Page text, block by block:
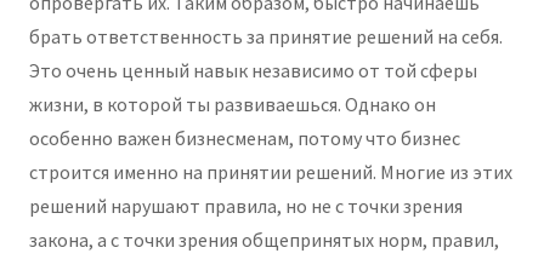
брать ответственность за принятие решений на себя.
Это очень ценный навык независимо от той сферы
жизни, в которой ты развиваешься. Однако он
особенно важен бизнесменам, потому что бизнес
строится именно на принятии решений. Многие из этих
решений нарушают правила, но не с точки зрения
закона, а с точки зрения общепринятых норм, правил,